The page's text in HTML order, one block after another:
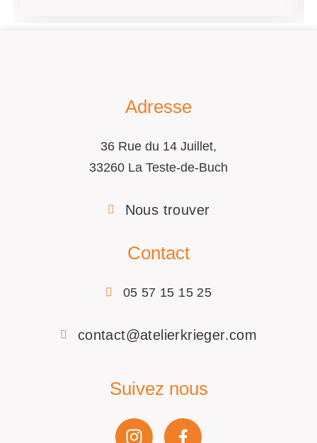
Adresse
36 Rue du 14 Juillet,
33260 La Teste-de-Buch
Nous trouver
Contact
05 57 15 15 25
contact@atelierkrieger.com
Suivez nous